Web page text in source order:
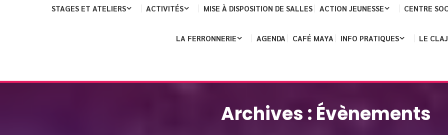
STAGES ET ATELIERS ACTIVITÉS MISE À DISPOSITION DE SALLES ACTION JEUNESSE CENTRE
LA FERRONNERIE AGENDA CAFÉ MAYA INFO PRATIQUES LE
Archives : Évènements